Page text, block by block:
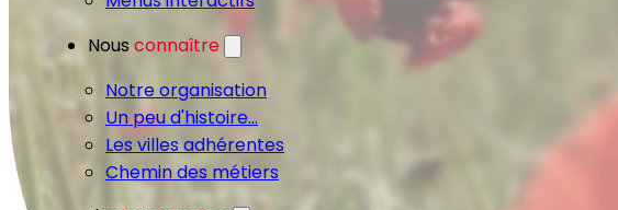
Nous connaître
Notre organisation
Un peu d'histoire...
Les villes adhérentes
Chemin des métiers